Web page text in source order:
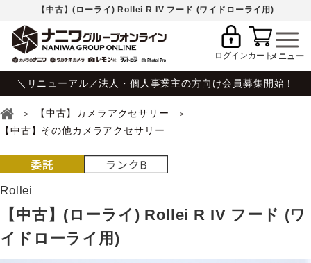
【中古】(ローライ) Rollei R IV フード (ワイドローライ用)
ログインカート
＼リニューアル／法人・個人事業主の方向け会員募集開始！
【中古】カメラアクセサリー
【中古】その他カメラアクセサリー
Rollei
【中古】(ローライ) Rollei R IV フード (ワ
イドローライ用)